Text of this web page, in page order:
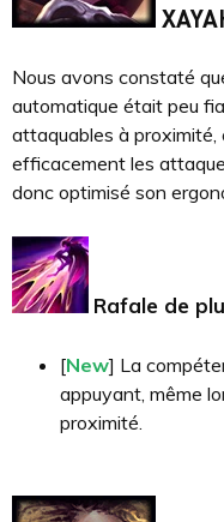
Nous avons constaté
automatique était peu
attaquables à
efficacement les
donc optimisé son
Rafale de
[New] La
appuyant, même
proximité.